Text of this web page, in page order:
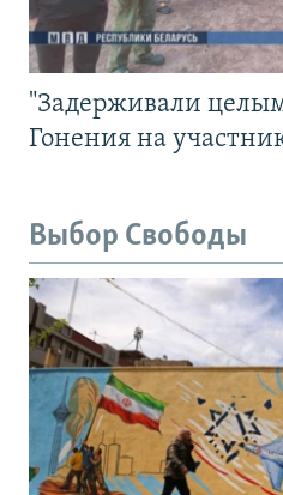
"Задерживали
Гонения на
Выбор Свободы